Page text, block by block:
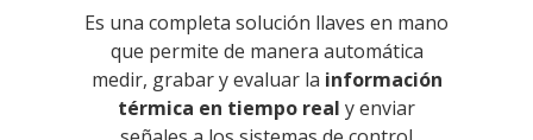
Es una completa solución llaves en mano
que permite de manera automática
medir, grabar y evaluar la información
térmica en tiempo real y enviar